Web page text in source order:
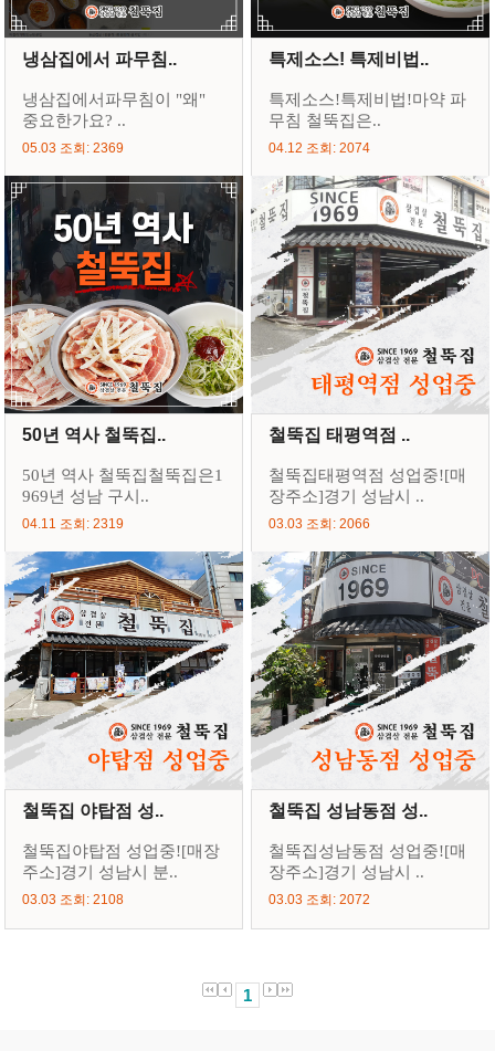
냉삼집에서 파무침..
냉삼집에서파무침이 "왜"
중요한가요? ..
05.03 조회: 2369
특제소스! 특제비법..
특제소스!특제비법!마약 파
무침 철뚝집은..
04.12 조회: 2074
50년 역사 철뚝집..
50년 역사 철뚝집철뚝집은1
969년 성남 구시..
04.11 조회: 2319
철뚝집 태평역점 ..
철뚝집태평역점 성업중![매
장주소]경기 성남시 ..
03.03 조회: 2066
철뚝집 야탑점 성..
철뚝집야탑점 성업중![매장
주소]경기 성남시 분..
03.03 조회: 2108
철뚝집 성남동점 성..
철뚝집성남동점 성업중![매
장주소]경기 성남시 ..
03.03 조회: 2072
1